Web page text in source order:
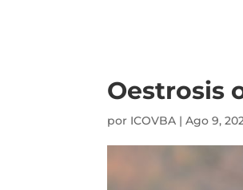
Oestrosis
por ICOVBA |Ago 9,